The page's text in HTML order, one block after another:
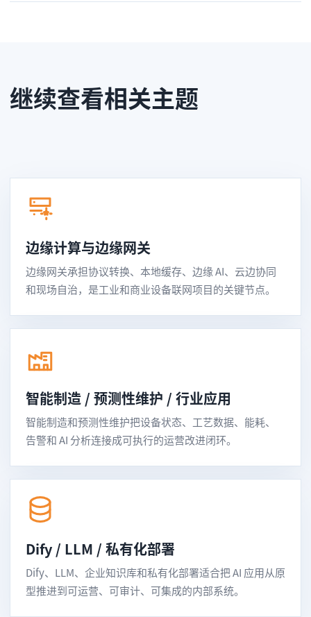
继续查看相关主题
边缘计算与边缘网关
边缘网关承担协议转换、本地缓存、边缘 AI、云边协同
和现场自治，是工业和商业设备联网项目的关键节点。
智能制造 / 预测性维护 / 行业应用
智能制造和预测性维护把设备状态、工艺数据、能耗、
告警和 AI 分析连接成可执行的运营改进闭环。
Dify / LLM / 私有化部署
Dify、LLM、企业知识库和私有化部署适合把 AI 应用从原
型推进到可运营、可审计、可集成的内部系统。